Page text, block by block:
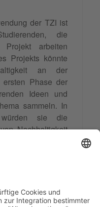
der TZI ist
die
arbeiten
Projekts könnte
an der
Phase der
Ideen und
sammeln. In
sie die
Nachhaltigkeit
In der dritten
In der
den Erfolg ihres
.